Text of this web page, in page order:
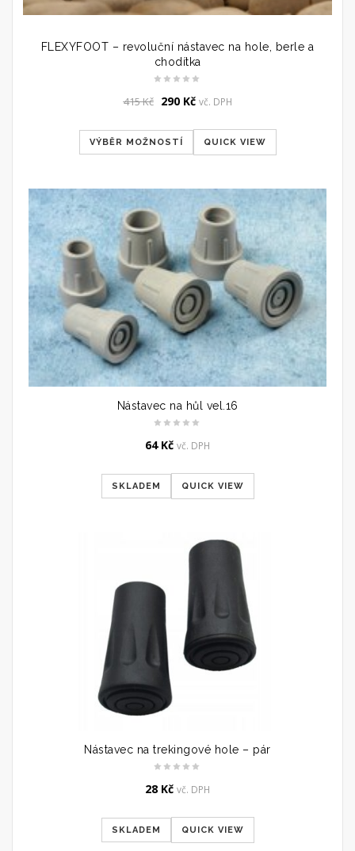
FLEXYFOOT – revoluční nástavec na hole, berle a
chodítka
415Kč Original
was:
415 Kč.
290 KčCurrent
is:
290 Kč.
vč. DPH
VÝBĚR MOŽNOSTÍ QUICK VIEW
Nástavec na hůl vel.16
64 Kč vč. DPH
SKLADEM QUICK VIEW
Nástavec na trekingové hole – pár
28 Kč vč. DPH
SKLADEM QUICK VIEW